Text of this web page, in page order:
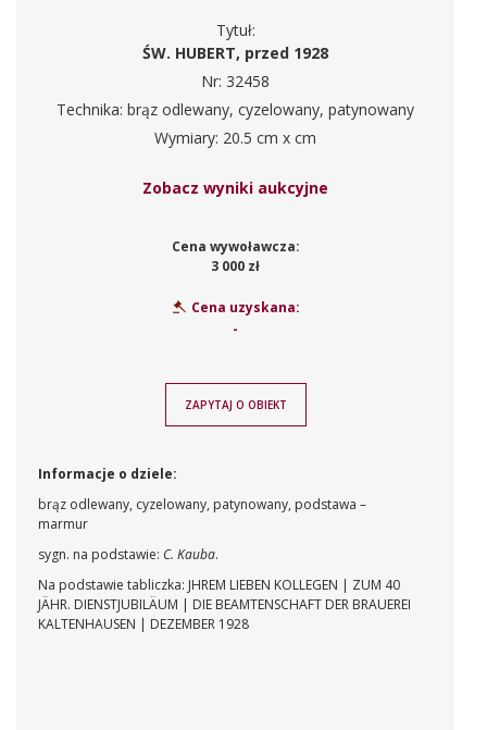
Tytuł:
ŚW. HUBERT, przed 1928
Nr: 32458
Technika: brąz odlewany, cyzelowany, patynowany
Wymiary: 20.5 cm x cm
Zobacz wyniki aukcyjne
Cena wywoławcza:
3 000 zł
Cena uzyskana:
-
ZAPYTAJ O OBIEKT
Informacje o dziele:
brąz odlewany, cyzelowany, patynowany, podstawa –
marmur
sygn. na podstawie: C. Kauba.
Na podstawie tabliczka: JHREM LIEBEN KOLLEGEN | ZUM 40
JÄHR. DIENSTJUBILÄUM | DIE BEAMTENSCHAFT DER BRAUEREI
KALTENHAUSEN | DEZEMBER 1928